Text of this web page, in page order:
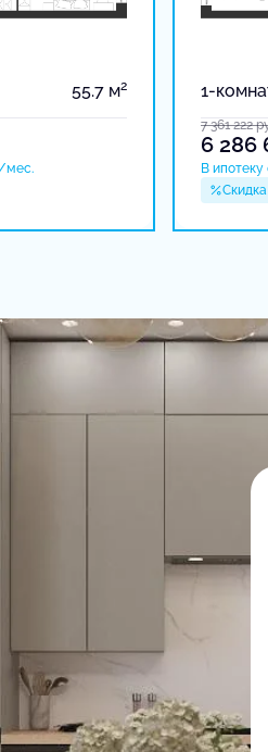
55.7 м2
мес.
1-
7 361 222
6 286
В
Скидка